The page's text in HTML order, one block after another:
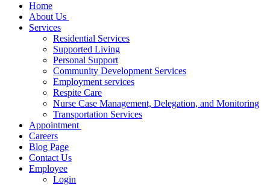
Home
About Us
Services
Residential Services
Supported Living
Personal Support
Community Development Services
Employment services
Respite Care
Nurse Case Management, Delegation, and Monitoring
Transportation Services
Appointment
Careers
Blog Page
Contact Us
Employee
Login